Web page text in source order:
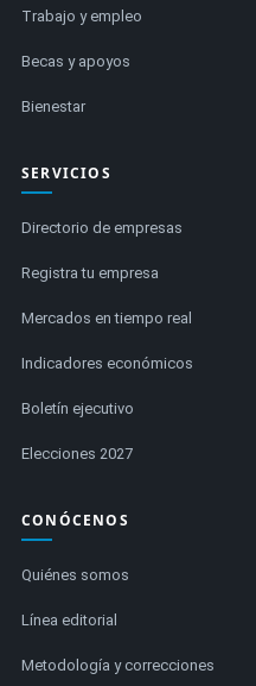
Trabajo y empleo
Becas y apoyos
Bienestar
SERVICIOS
Directorio de empresas
Registra tu empresa
Mercados en tiempo real
Indicadores económicos
Boletín ejecutivo
Elecciones 2027
CONÓCENOS
Quiénes somos
Línea editorial
Metodología y correcciones